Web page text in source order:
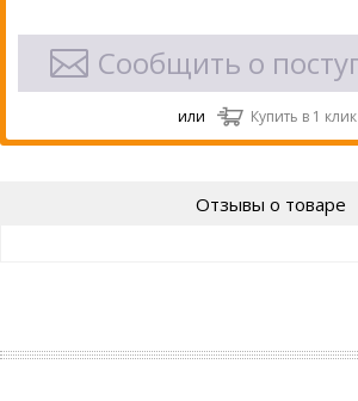
Сообщить о
или Купить в 1 клик
Отзывы о товаре